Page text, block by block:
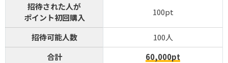
招待された人が
ポイント初回購入
100pt
招待可能人数
100人
合計
60,000pt